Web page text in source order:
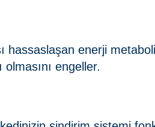
hassaslaşan enerji
engeller.